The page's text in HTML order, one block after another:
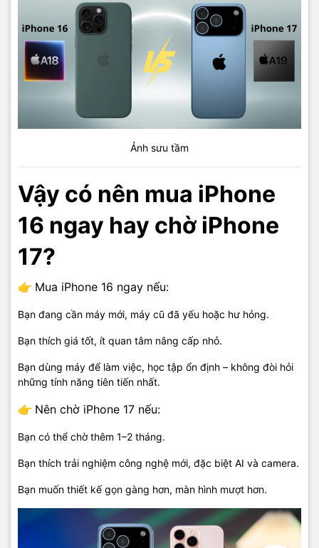
Ảnh sưu tầm
Vậy có nên mua iPhone
16 ngay hay chờ iPhone
17?
👉 Mua iPhone 16 ngay nếu:
Bạn đang cần máy mới, máy cũ đã yếu hoặc hư hỏng.
Bạn thích giá tốt, ít quan tâm nâng cấp nhỏ.
Bạn dùng máy để làm việc, học tập ổn định – không đòi hỏi
những tính năng tiên tiến nhất.
👉 Nên chờ iPhone 17 nếu:
Bạn có thể chờ thêm 1–2 tháng.
Bạn thích trải nghiệm công nghệ mới, đặc biệt AI và camera.
Bạn muốn thiết kế gọn gàng hơn, màn hình mượt hơn.